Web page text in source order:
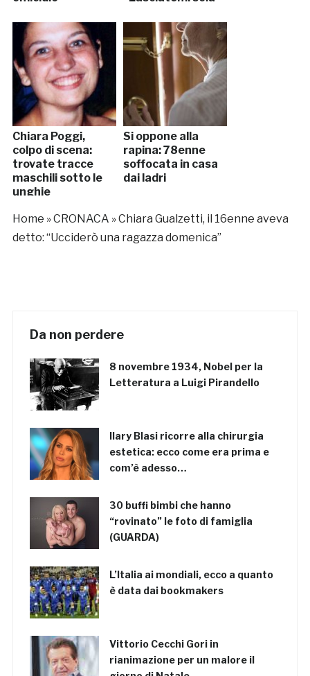
Chiara Poggi,
colpo di scena:
trovate tracce
maschili sotto le
unghie
Si oppone alla
rapina: 78enne
soffocata in casa
dai ladri
Home »CRONACA »Chiara Gualzetti, il 16enne aveva
detto: “Ucciderò una ragazza domenica”
Da non perdere
8 novembre 1934, Nobel per la
Letteratura a Luigi Pirandello
Ilary Blasi ricorre alla chirurgia
estetica: ecco come era prima e
com’è adesso…
30 buffi bimbi che hanno
“rovinato” le foto di famiglia
(GUARDA)
L’Italia ai mondiali, ecco a quanto
è data dai bookmakers
Vittorio Cecchi Gori in
rianimazione per un malore il